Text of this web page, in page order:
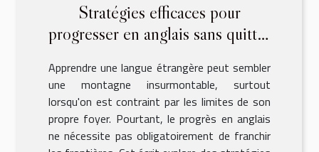
Stratégies efficaces pour
progresser en anglais sans quitter
Apprendre une langue étrangère peut sembler
une montagne insurmontable, surtout
lorsqu'on est contraint par les limites de son
propre foyer. Pourtant, le progrès en anglais
ne nécessite pas obligatoirement de franchir